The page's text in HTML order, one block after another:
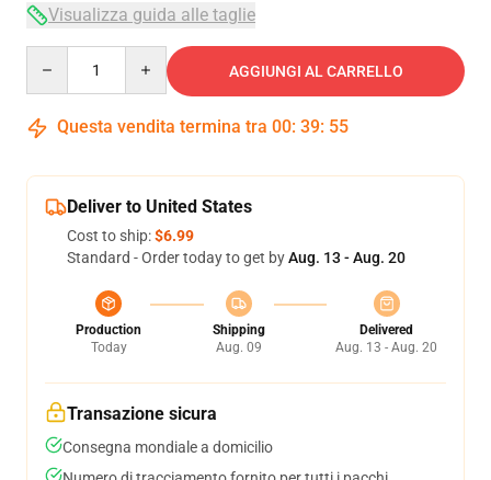
Visualizza guida alle taglie
AGGIUNGI AL CARRELLO
Questa vendita termina tra 00: 39: 54
Deliver to United States
Cost to ship:$6.99
Standard - Order today to get byAug. 13 - Aug. 20
Production
Today
Shipping
Aug. 09
Delivered
Aug. 13 - Aug. 20
Transazione sicura
Consegna mondiale a domicilio